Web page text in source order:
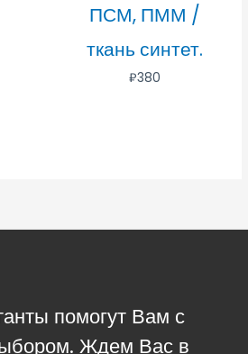
ПСМ, ПММ /
ткань синтет.
₽380
помогут Вам с
Ждем Вас в